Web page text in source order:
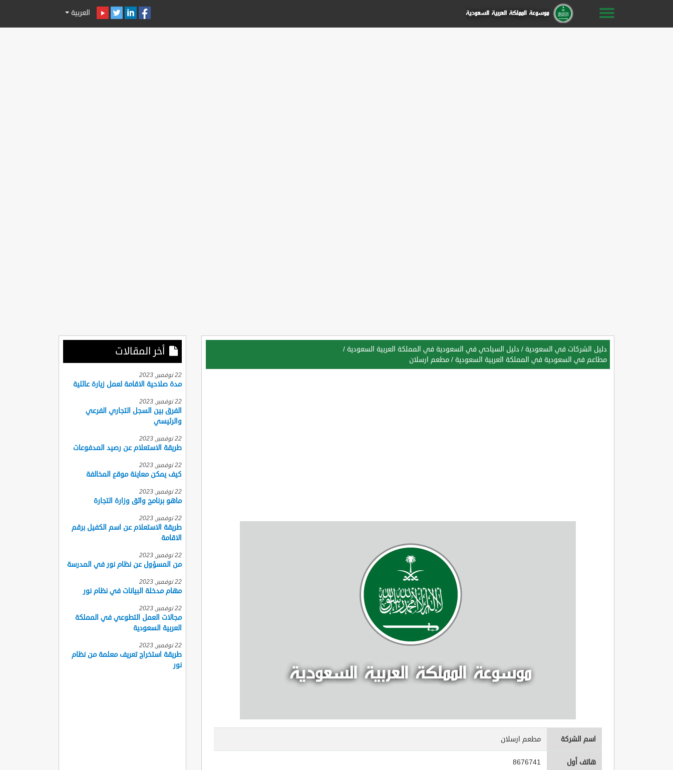
العربية
دليل الشركات في السعودية / دليل السياحي في السعودية في المملكة العربية السعودية /
مطاعم في السعودية في المملكة العربية السعودية / مطعم ارسلان
اسم الشركة مطعم ارسلان
هاتف أول 8676741
أخر المقالات
22 نوفمبر, 2023
مدة صلاحية الاقامة لعمل زيارة عائلية
22 نوفمبر, 2023
الفرق بين السجل التجاري الفرعي
والرئيسي
22 نوفمبر, 2023
طريقة الاستعلام عن رصيد المدفوعات
22 نوفمبر, 2023
كيف يمكن معاينة موقع المخالفة
22 نوفمبر, 2023
ماهو برنامج واثق وزارة التجارة
22 نوفمبر, 2023
طريقة الاستعلام عن اسم الكفيل برقم
الاقامة
22 نوفمبر, 2023
من المسؤول عن نظام نور في المدرسة
22 نوفمبر, 2023
مهام مدخلة البيانات في نظام نور
22 نوفمبر, 2023
مجالات العمل التطوعي في المملكة
العربية السعودية
22 نوفمبر, 2023
طريقة استخراج تعريف معلمة من نظام
نور